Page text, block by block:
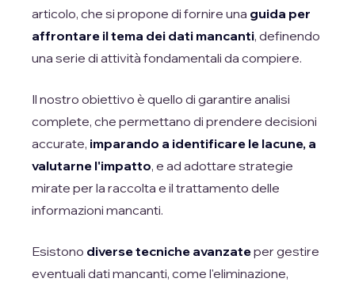
articolo, che si propone di fornire una guida per
affrontare il tema dei dati mancanti, definendo
una serie di attività fondamentali da compiere.
Il nostro obiettivo è quello di garantire analisi
complete, che permettano di prendere decisioni
accurate, imparando a identificare le lacune, a
valutarne l'impatto, e ad adottare strategie
mirate per la raccolta e il trattamento delle
informazioni mancanti.
Esistono diverse tecniche avanzateper gestire
eventuali dati mancanti, come l'eliminazione,